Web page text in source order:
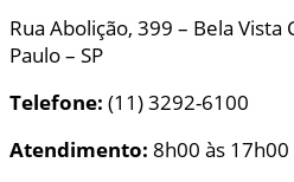
Rua Abolição, 399 – Bela Vista
Paulo – SP
Telefone: (11) 3292-6100
Atendimento: 8h00 às